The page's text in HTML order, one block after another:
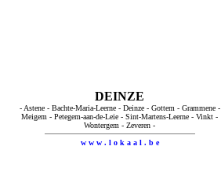
DEINZE
- Astene - Bachte-Maria-Leerne - Deinze - Gottem - Grammene -
Meigem - Petegem-aan-de-Leie - Sint-Martens-Leerne - Vinkt -
Wontergem - Zeveren -
w w w . l o k a a l . b e